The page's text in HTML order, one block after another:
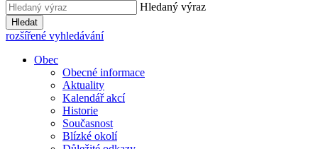
Hledaný výraz
Hledat
rozšířené vyhledávání
Obec
Obecné informace
Aktuality
Kalendář akcí
Historie
Současnost
Blízké okolí